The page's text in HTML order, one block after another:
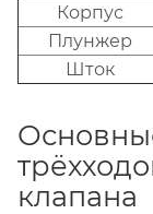
Корпус
Плунжер
Шток
клапана